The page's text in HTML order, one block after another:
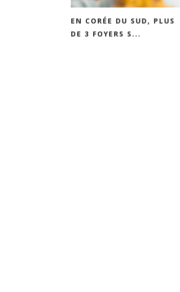
EN CORÉE DU SUD, PLUS
DE 3 FOYERS S...